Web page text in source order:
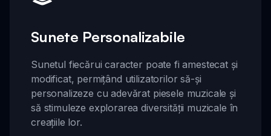
Sunete Personalizabile
Sunetul fiecărui caracter poate fi amestecat și
modificat, permițând utilizatorilor să-și
personalizeze cu adevărat piesele muzicale și
să stimuleze explorarea diversității muzicale în
creațiile lor.